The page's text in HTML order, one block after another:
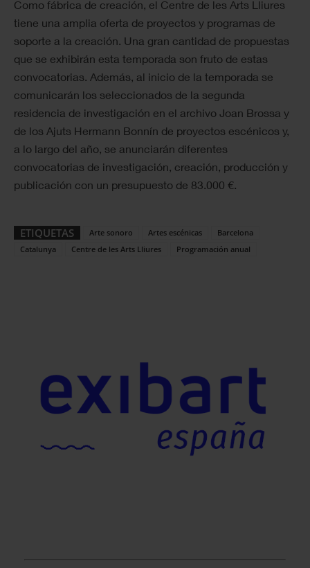
Como fábrica de creación, el Centre de les Arts Lliures
tiene una amplia oferta de proyectos y programas de
soporte a la creación. Una gran cantidad de propuestas
que se exhibirán esta temporada son fruto de estas
convocatorias. Además, al inicio de la temporada se
comunicarán los seleccionados de la segunda
residencia de investigación en el archivo Joan Brossa y
de los Ajuts Hermann Bonnín de proyectos escénicos y,
a lo largo del año, se anunciarán diferentes
convocatorias de investigación, creación, producción y
publicación con un presupuesto de 83.000 €.
ETIQUETAS Arte sonoro Artes escénicas
Barcelona
Catalunya
Centre de les Arts Lliures Programación anual